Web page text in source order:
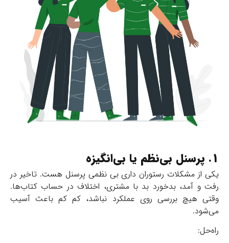
1. پرسنل بی‌نظم یا بی‌انگیزه
یکی از مشکلات رستوران‌ داری بی نظمی پرسنل هست. تاخیر در
رفت و آمد، بدخورد بد با مشتری، اختلاف در حساب کتاب‌ها.
وقتی هیچ بررسی روی عملکرد نباشد، کم کم باعث آسیب
می‌شود.
راه‌حل: